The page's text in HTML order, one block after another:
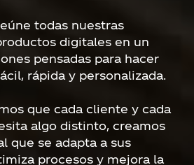
todas nuestras
digitales en un
pensadas para hacer
rápida y personalizada.
que cada cliente y cada
algo distinto, creamos
que se adapta a sus
procesos y mejora la